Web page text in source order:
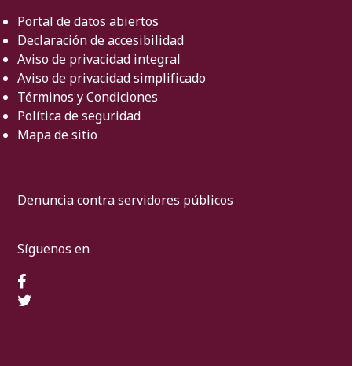
Portal de datos abiertos
Declaración de accesibilidad
Aviso de privacidad integral
Aviso de privacidad simplificado
Términos y Condiciones
Política de seguridad
Mapa de sitio
Denuncia contra servidores públicos
Síguenos en